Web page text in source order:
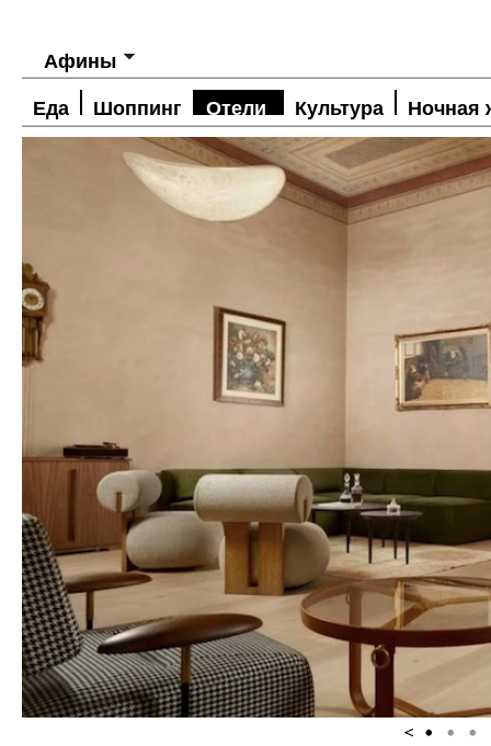
Афины
Еда Шоппинг Отели Культура Ночная